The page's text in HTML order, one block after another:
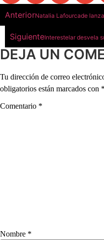
AnteriorNatalia Lafourcade lanza
SiguienteInterestelar desvela
DEJA UN
Tu dirección de correo
obligatorios están marcados con *
Comentario *
Nombre *